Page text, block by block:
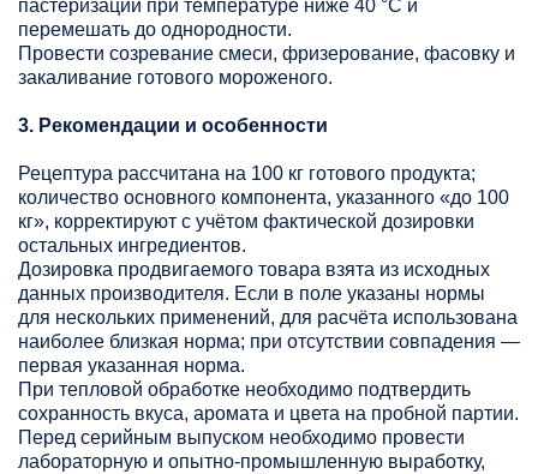
пастеризации при температуре ниже 40 °C и
перемешать до однородности.
Провести созревание смеси, фризерование, фасовку и
закаливание готового мороженого.
3. Рекомендации и особенности
Рецептура рассчитана на 100 кг готового продукта;
количество основного компонента, указанного «до 100
кг», корректируют с учётом фактической дозировки
остальных ингредиентов.
Дозировка продвигаемого товара взята из исходных
данных производителя. Если в поле указаны нормы
для нескольких применений, для расчёта использована
наиболее близкая норма; при отсутствии совпадения —
первая указанная норма.
При тепловой обработке необходимо подтвердить
сохранность вкуса, аромата и цвета на пробной партии.
Перед серийным выпуском необходимо провести
лабораторную и опытно-промышленную выработку,